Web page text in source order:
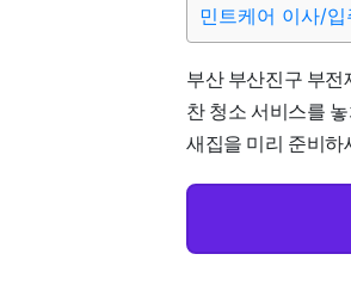
민트케어 이사/입
부산 부산진구 부
찬 청소 서비스를
새집을 미리 준비하